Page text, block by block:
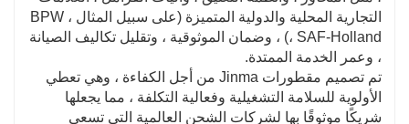
التجارية المحلية والدولية المتميزة (على سبيل المثال ، BPW
، SAF-Holland) ، وضمان الموثوقية ، وتقليل تكاليف الصيانة
، وعمر الخدمة الممتدة.
تم تصميم مقطورات Jinma من أجل الكفاءة ، وهي تعطي
الأولوية للسلامة التشغيلية وفعالية التكلفة ، مما يجعلها
شريكًا موثوقًا بها لشركات الشحن العالمية التي تسعى